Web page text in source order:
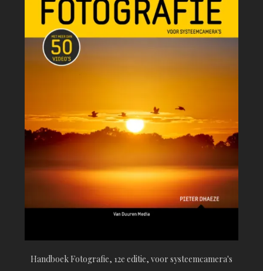
Handboek Fotografie, 12e editie, voor systeemcamera's